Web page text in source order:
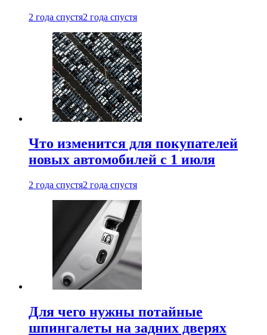
2 года спустя2 года спустя
Что изменится для покупателей
новых автомобилей с 1 июля
2 года спустя2 года спустя
Для чего нужны потайные
шпингалеты на задних дверях